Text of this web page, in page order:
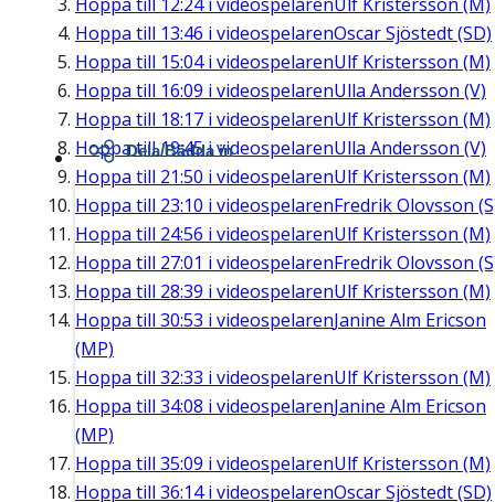
Hoppa till 13:46 i videospelarenOscar Sjöstedt (SD)
Hoppa till 15:04i videospelarenUlf Kristersson (M)
Hoppa till 16:09 i videospelarenUlla Andersson (V)
Hoppa till 18:17 i videospelarenUlf Kristersson (M)
Hoppa till19:45i videospelarenUlla Andersson (V)
Hoppa till 21:50 i videospelarenUlf Kristersson (M)
Hoppa till 23:10 i videospelarenFredrik Olovsson
Hoppa till 24:56 i videospelarenUlf Kristersson (M)
Hoppa till 27:01 i videospelarenFredrik Olovsson
Hoppa till 28:39 i videospelarenUlf Kristersson (M)
Hoppa till 30:53 i videospelarenJanine Alm Ericson
(MP)
Hoppa till 32:33 i videospelarenUlf Kristersson (M)
Hoppa till 34:08 i videospelarenJanine Alm Ericson
(MP)
Hoppa till 35:09 i videospelarenUlf Kristersson (M)
Hoppa till 36:14i videospelarenOscar Sjöstedt (SD)
Dela/Bädda in